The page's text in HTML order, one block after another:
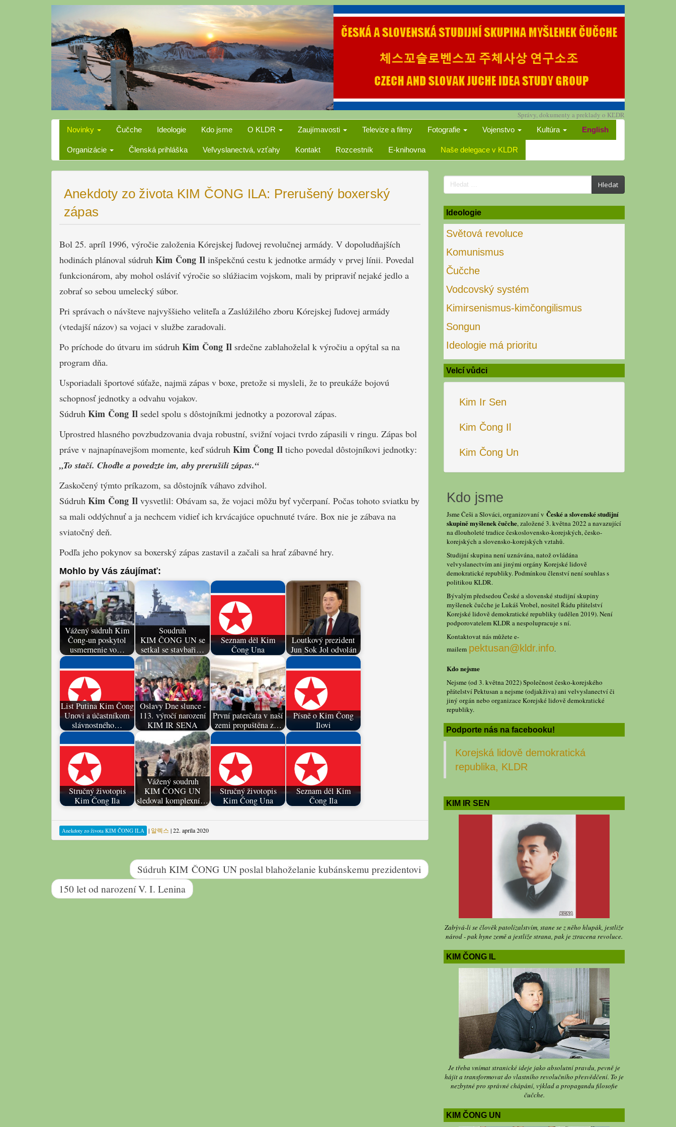
Správy, dokumenty a preklady o KĽDR
Novinky Čučche Ideologie Kdo jsme O KLDR Zaujímavosti Televize a filmy Fotografie Vojenstvo Kultúra English
Organizácie Členská prihláška Veľvyslanectvá, vzťahy Kontakt Rozcestník E-knihovna Naše delegace v KLDR
Anekdoty zo života KIM ČONG ILA: Prerušený boxerský
zápas
Bol 25. apríl 1996, výročie založenia Kórejskej ľudovej revolučnej armády. V dopoludňajších
hodinách plánoval súdruh Kim Čong Il inšpekčnú cestu k jednotke armády v prvej línii. Povedal
funkcionárom, aby mohol osláviť výročie so slúžiacim vojskom, mali by pripraviť nejaké jedlo a
zobrať so sebou umelecký súbor.
Pri správach o návšteve najvyššieho veliteľa a Zaslúžilého zboru Kórejskej ľudovej armády
(vtedajší názov) sa vojaci v službe zaradovali.
Po príchode do útvaru im súdruh Kim Čong Il srdečne zablahoželal k výročiu a opýtal sa na
program dňa.
Usporiadali športové súťaže, najmä zápas v boxe, pretože si mysleli, že to preukáže bojovú
schopnosť jednotky a odvahu vojakov.
Súdruh Kim Čong Il sedel spolu s dôstojníkmi jednotky a pozoroval zápas.
Uprostred hlasného povzbudzovania dvaja robustní, svižní vojaci tvrdo zápasili v ringu. Zápas bol
práve v najnapínavejšom momente, keď súdruh Kim Čong Il ticho povedal dôstojníkovi jednotky:
„To stačí. Choďte a povedzte im, aby prerušili zápas.“
Zaskočený týmto príkazom, sa dôstojník váhavo zdvihol.
Súdruh Kim Čong Il vysvetlil: Obávam sa, že vojaci môžu byť vyčerpaní. Počas tohoto sviatku by
sa mali oddýchnuť a ja nechcem vidieť ich krvácajúce opuchnuté tváre. Box nie je zábava na
sviatočný deň.
Podľa jeho pokynov sa boxerský zápas zastavil a začali sa hrať zábavné hry.
Mohlo by Vás záujímať:
Vážený súdruh Kim
Čong-un poskytol
usmernenie vo…
Soudruh
KIM ČONG UN se
setkal se stavbaři…
Seznam děl Kim
Čong Una
Loutkový prezident
Jun Sok Jol odvolán
List Putina Kim Čong
Unovi a účastníkom
slávnostného…
Oslavy Dne slunce -
113. výročí narození
KIM IR SENA
První paterčata v naší
zemi propuštěna z…
Písně o Kim Čong
Ilovi
Stručný životopis
Kim Čong Ila
Vážený soudruh
KIM ČONG UN
sledoval komplexní…
Stručný životopis
Kim Čong Una
Seznam děl Kim
Čong Ila
Anekdoty zo života KIM ČONG ILA | 알렉스 |22. apríla 2020
Súdruh KIM ČONG UN poslal blahoželanie kubánskemu prezidentovi
150 let od narození V. I. Lenina
Search
for:
Hledat
Ideologie
Světová revoluce
Komunismus
Čučche
Vodcovský systém
Kimirsenismus-kimčongilismus
Songun
Ideologie má prioritu
Velcí vůdci
Kim Ir Sen
Kim Čong Il
Kim Čong Un
Kdo jsme
Jsme Češi a Slováci, organizovaní v České a slovenské studijní
skupině myšlenek čučche, založené 3. května 2022 a navazující
na dlouholeté tradice československo-korejských, česko-
korejských a slovensko-korejských vztahů.
Studijní skupina není uznávána, natož ovládána
velvyslanectvím ani jinými orgány Korejské lidově
demokratické republiky. Podmínkou členství není souhlas s
politikou KLDR.
Bývalým předsedou České a slovenské studijní skupiny
myšlenek čučche je Lukáš Vrobel, nositel Řádu přátelství
Korejské lidově demokratické republiky (udělen 2019). Není
podporovatelem KLDR a nespolupracuje s ní.
Kontaktovat nás můžete e-
mailem pektusan@kldr.info.
Kdo nejsme
Nejsme (od 3. května 2022) Společnost česko-korejského
přátelství Pektusan a nejsme (odjakživa) ani velvyslanectví či
jiný orgán nebo organizace Korejské lidově demokratické
republiky.
Podporte nás na facebooku!
Korejská lidově demokratická
republika, KLDR
KIM IR SEN
Zabývá-li se člověk patolízalstvím, stane se z něho hlupák, jestliže
národ - pak hyne země a jestliže strana, pak je ztracena revoluce.
KIM ČONG IL
Je třeba vnímat stranické ideje jako absolutní pravdu, pevně je
hájit a transformovat do vlastního revolučního přesvědčení. To je
nezbytné pro správné chápání, výklad a propagandu filosofie
čučche.
KIM ČONG UN